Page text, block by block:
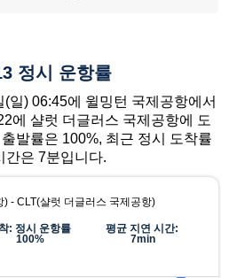
정시 운항률
일) 06:45에 윌밍턴 국제공항에서
에 샬럿 더글러스 국제공항에 도
발률은 100%, 최근 정시 도착률
간은 7분입니다.
) - CLT(샬럿 더글러스 국제공항)
: 정시 운항률
100%
평균 지연 시간:
7min